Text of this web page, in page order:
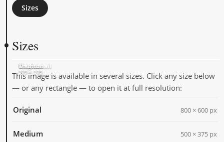
Sizes
Sizes
Original
800 × 600
Medium
500 × 375
Thumbnail
205 × 205
This image is available in several sizes. Click any size below
— or any rectangle — to open it at full resolution:
Original 800 × 600 px
Medium 500 × 375 px